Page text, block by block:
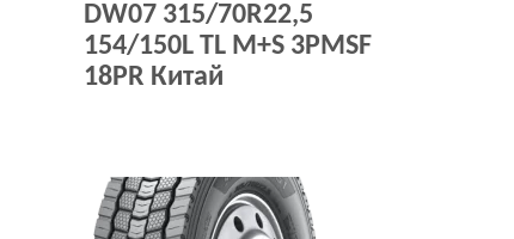
DW07 315/70R22,5
154/150L TL M+S 3PMSF
18PR Китай